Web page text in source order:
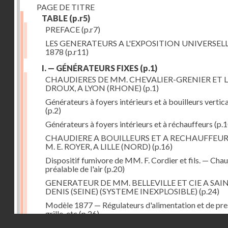
PAGE DE TITRE
TABLE (p.r5)
PREFACE(p.r7)
LES GENERATEURS A L'EXPOSITION
1878 (p.r11)
I. — GÉNÉRATEURS FIXES (p.1)
CHAUDIERES DE MM. CHEVALIER-GRENIER ET
DROUX, A LYON (RHONE) (p.1)
Générateurs à foyers intérieurs et à bouilleurs
(p.2)
Générateurs à foyers intérieurs et à réchauffeurs
CHAUDIERE A BOUILLEURS ET A
M. E. ROYER, A LILLE (NORD) (p.16)
Dispositif fumivore de MM. F. Cordier et fils. —
préalable de l'air(p.20)
GENERATEUR DE MM. BELLEVILLE ET CIE A
DENIS (SEINE) (SYSTEME INEXPLOSIBLE) (p.24)
Modèle 1877 — Régulateurs d'alimentation et de
grille, etc(p.26)